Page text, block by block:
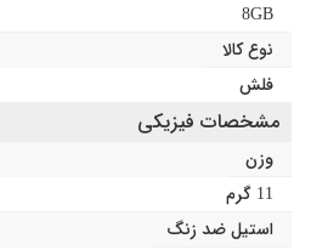
8GB
نوع کالا
فلش
مشخصات فیزیکی
وزن
11 گرم
استیل ضد زنگ